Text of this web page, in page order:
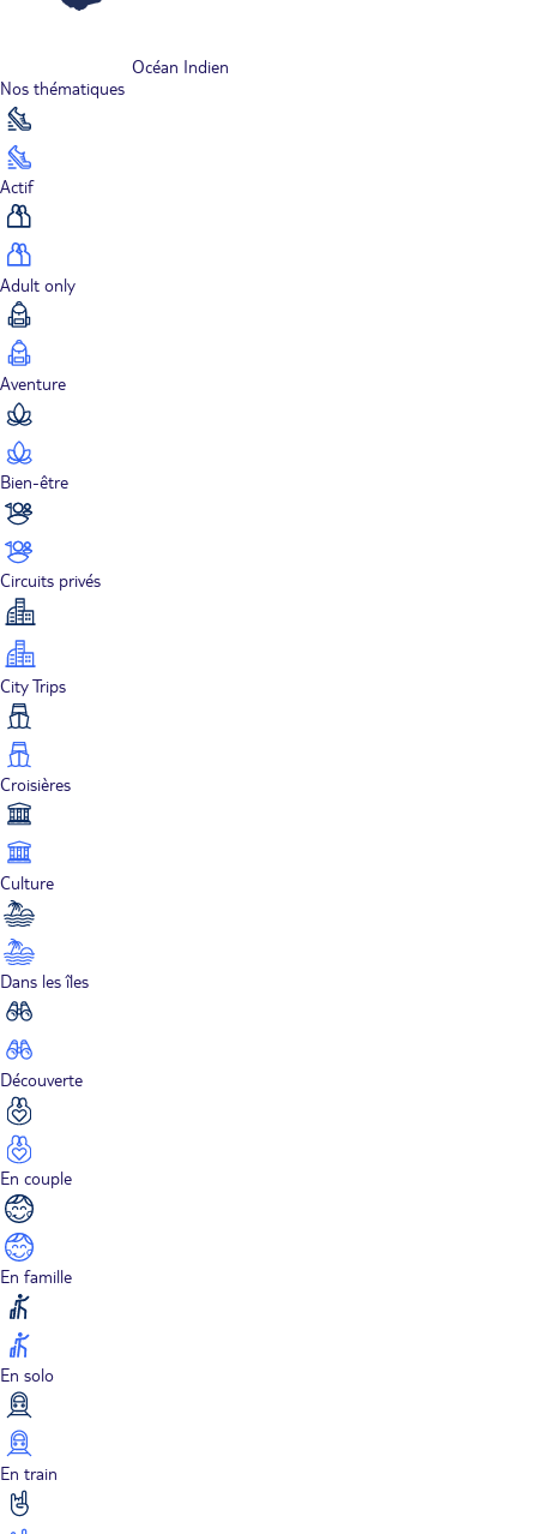
Océan Indien
Nos thématiques
Actif
Adult only
Aventure
Bien-être
Circuits privés
City Trips
Croisières
Culture
Dans les îles
Découverte
En couple
En famille
En solo
En train